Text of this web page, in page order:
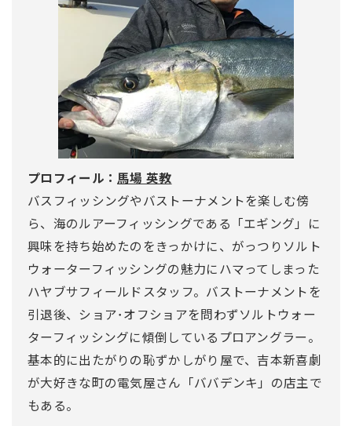
プロフィール： 馬場 英教
バスフィッシングやバストーナメントを楽しむ傍
ら、海のルアーフィッシングである「エギング」に
興味を持ち始めたのをきっかけに、がっつりソルト
ウォーターフィッシングの魅力にハマってしまった
ハヤブサフィールドスタッフ。バストーナメントを
引退後、ショア･オフショアを問わずソルトウォー
ターフィッシングに傾倒しているプロアングラー。
基本的に出たがりの恥ずかしがり屋で、吉本新喜劇
が大好きな町の電気屋さん「ババデンキ」の店主で
もある。